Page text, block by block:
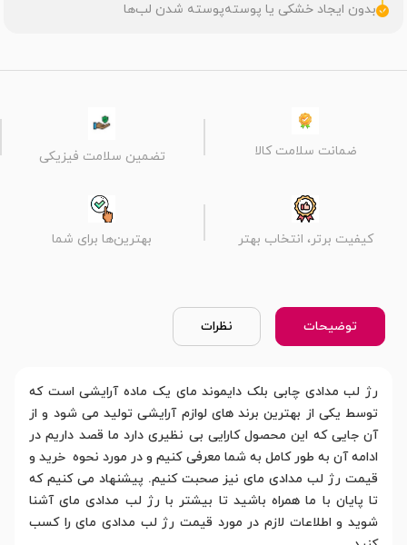
بدون ایجاد خشکی یا پوسته‌پوسته شدن لب‌ها
ضمانت سلامت کالا تضمین سلامت فیزیکی
کیفیت برتر، انتخاب بهتر بهترین‌ها برای شما
توضیحات نظرات
رژ لب مدادی چابی بلک دایموند مای یک ماده آرایشی است که
توسط یکی از بهترین برند های لوازم آرایشی تولید می شود و از
آن جایی که این محصول کارایی بی نظیری دارد ما قصد داریم در
ادامه آن به طور کامل به شما معرفی کنیم و در مورد نحوه خرید و
قیمت رژ لب مدادی مای نیز صحبت کنیم. پیشنهاد می کنیم که
تا پایان با ما همراه باشید تا بیشتر با رژ لب مدادی مای آشنا
شوید و اطلاعات لازم در مورد قیمت رژ لب مدادی مای را کسب